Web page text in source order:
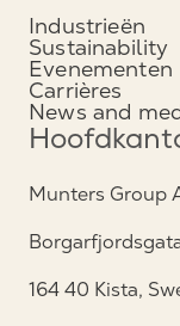
Industrieën
Sustainability
Evenementen
Carrières
News and
Munters Group
164 40 Kista,